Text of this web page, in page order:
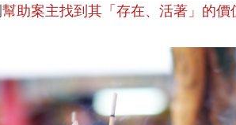
幫助案主找到其「存在、活著」的價